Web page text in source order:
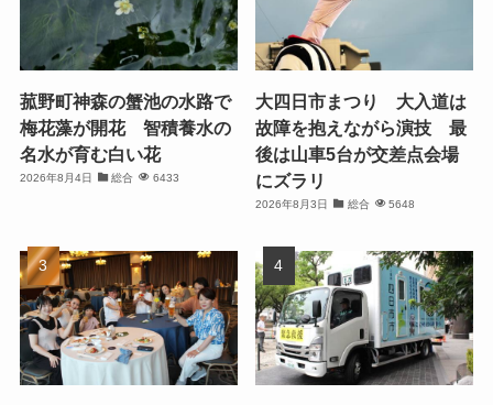
菰野町神森の蟹池の水路で
梅花藻が開花 智積養水の
名水が育む白い花
2026年8月4日 総合 6433
大四日市まつり 大入道は
故障を抱えながら演技 最
後は山車5台が交差点会場
にズラリ
2026年8月3日 総合 5648